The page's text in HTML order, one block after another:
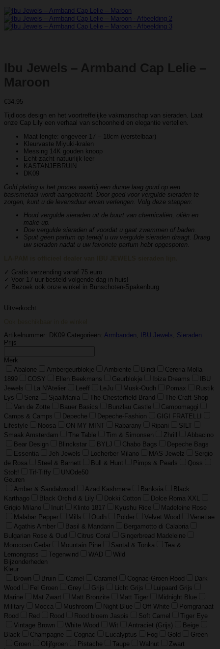
Ibu Jewels – Armband Cap Lelie –
Maroon
€34.95
Tijdloos design en het voortreffelijke vakmanschap van sieraden. Laat
onze Cap Lily een verhaal van schoonheid en elegantie vertellen.
Maat lengte: ongeveer 17 – 18cm (verstelbaar)
Kleurvaste Miyuki-kralen
Messing 14K gouden knoop
Echt zacht natuurlijk leer
KASTANJEBRUIN
DK09
Gold plating is het proces waarbij een dunne laag goud op een
basismetaal wordt aangebracht. Door goed voor vergulde sieraden te
zorgen, kunt u de levensduur ervan verlengen. Volg deze stappen:
Houd vergulde sieraden uit de buurt van chemicaliën, oliën en
make-up.
Doe vergulde sieraden af ​​voordat u gaat zwemmen of baden.
Spuit geen parfum op terwijl u uw vergulde sieraden draagt. Draag
uw sieraden nadat u uw favoriete parfum hebt opgespoten.
✓ Gratis verzending vanaf 75 euro
✓ Voor 17 uur besteld volgende dag in huis!
✓ Bezoek ook onze winkel in Bunschoten-Spakenburg
Uitverkocht
Artikelnummer: DK09 Categorieën: Armbanden, IBU Jewels, Sieraden
Prijs
Merk
Abalone
Ambergeurblokje Ambiente Bindi
Cereria Molla
1899
COSY Ellen Beekmans Geurblokje Ibiza Dreams
IBU
Jewels
La N'Atelier Leeff LeJu Musk-Oudh Pomax
Rustik
Lys
Senz SjaalMania The Chesterfield Brand
The Craft Shop
Van de Zotte
Bauer Basics Bunzlau Castle
Campomaggi
Camps & Camps
Depeche Depeche-Fashion
GIGI FRATELLI
Lifestyle
Noosa ON MY MINT Rabarany Ripani
SILT
Smaak Amsterdam
The Table Tim & Simonsen Zhrill
Abbacino
Bear Design
Blinckstar BYLJ Chabo Bags
Depeche Bags
Essentia
Jeh-Jewels Locherber Milano MAS Jewelz
Sergio
de Rosa
Steel & Barnett Bull & Hunt Pimps & Pearls
Qoss
Stolt!
Tif-Tiffy
UNOde50
Geuren
Amber & Sandalwood
Azad Kashmere Banksia
Black
Karthago
Black Orchid & Lily Dokki Cotton
Dolce Roma XXL
Grigio Milano
Inuit Klinto 1817 Kyushu Rice
Madeleine Rose
Malabar Pepper
Mills Oudh Polder Velvet Wood
Venetiae
Agathis Amber
Basil & Mandarin
Bergamotto di Calabria
Bulgarian Rose & Oud
Citrus Coral
Gingerbread Madeleine
Moroccan Cedar
Mountain Pine Santal & Tonka
Tea &
Lemongrass
Tegenwind WAD
Wild
Bijzonderheden
Kleur
Brown
Bruin Camel Caramel Cognac-Groen-Rood
Dark
Wood
Fel Groen Grey Grijs Licht Grijs
Luipaard Grijs
Marine
Mat Zwart Matt Bronzite Matt Tiger
Midnight Blue
Military
Mocca Mushroom Night Blue Off White
Pomgranaat
Rood
Red Rood Rood bloem Jaspis Soft Camel
Tiger Eye
Vintage Brown
White Wood Wit Antraciet (Grijs)
Beige
Black
Champagne Cognac Eucalyptus Fog Gold
Green
Groen
Olijfgroen Pistache Taupe Walnut
Zwart